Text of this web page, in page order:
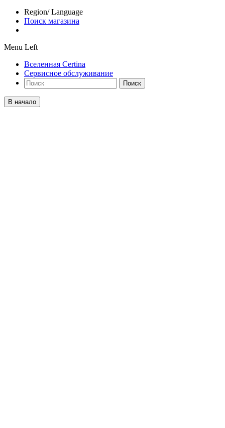
Region/ Language
Поиск магазина
Menu Left
Вселенная Certina
Сервисное обслуживание
Поиск
В начало